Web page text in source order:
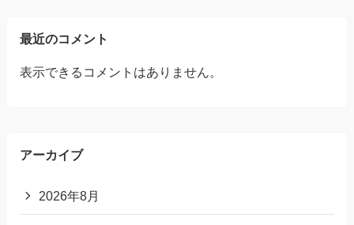
最近のコメント
表示できるコメントはありません。
アーカイブ
2026年8月